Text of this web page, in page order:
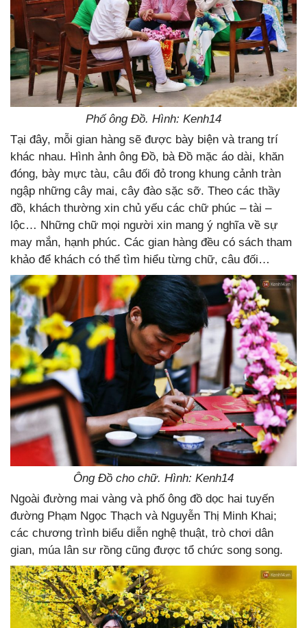
Phố ông Đồ. Hình: Kenh14
Tại đây, mỗi gian hàng sẽ được bày biện và trang trí
khác nhau. Hình ảnh ông Đồ, bà Đồ mặc áo dài, khăn
đóng, bày mực tàu, câu đối đỏ trong khung cảnh tràn
ngập những cây mai, cây đào sặc sỡ. Theo các thầy
đồ, khách thường xin chủ yếu các chữ phúc – tài –
lộc… Những chữ mọi người xin mang ý nghĩa về sự
may mắn, hạnh phúc. Các gian hàng đều có sách tham
khảo để khách có thể tìm hiểu từng chữ, câu đối…
Ông Đồ cho chữ. Hình: Kenh14
Ngoài đường mai vàng và phố ông đồ dọc hai tuyến
đường Phạm Ngọc Thạch và Nguyễn Thị Minh Khai;
các chương trình biểu diễn nghệ thuật, trò chơi dân
gian, múa lân sư rồng cũng được tổ chức song song.